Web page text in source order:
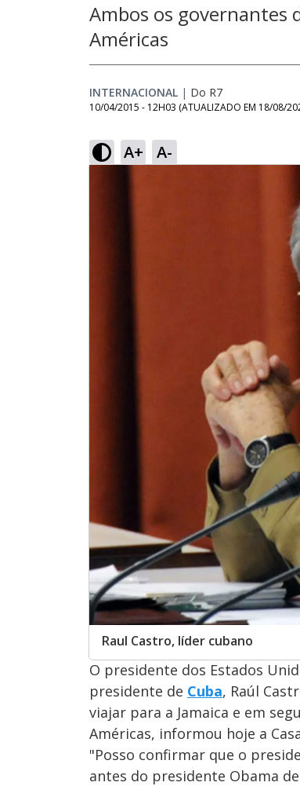
Ambos os governantes
Américas
INTERNACIONAL | Do R7
10/04/2015 - 12H03 (ATUALIZADO EM 18/08/
A+ A-
Raul Castro, líder cubano
O presidente dos Estados
presidente de Cuba, Raúl
viajar para a Jamaica e em
Américas, informou hoje a
"Posso confirmar que o
antes do presidente Obama